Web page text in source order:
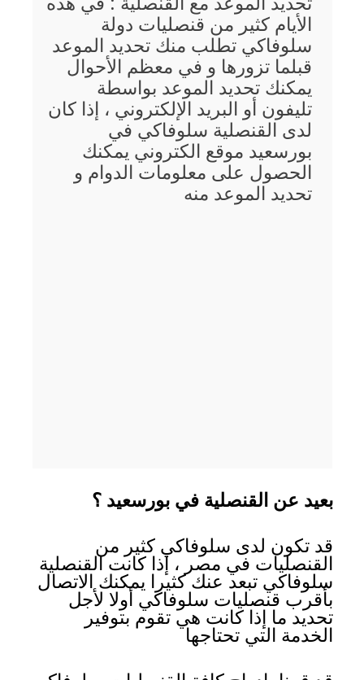
الأيام كثير من قنصليات دولة
سلوفاكي تطلب منك تحديد الموعد
قبلما تزورها و في معظم الأحوال
يمكنك تحديد الموعد بواسطة
تليفون أو البريد الإلكتروني ، إذا كان
لدى القنصلية سلوفاكي في
بورسعيد موقع الكتروني يمكنك
الحصول على معلومات الدوام و
تحديد الموعد منه
بعيد عن القنصلية في بورسعيد ؟
قد تكون لدى سلوفاكي كثير من
القنصليات في مصر ، إذا كانت القنصلية
سلوفاكي تبعد عنك كثيرا يمكنك الاتصال
بأقرب قنصليات سلوفاكي أولا لأجل
تحديد ما إذا كانت هي تقوم بتوفير
الخدمة التي تحتاجها